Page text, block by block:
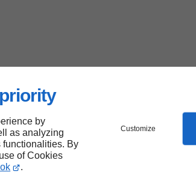
by
as analyzing
functionalities. By
of Cookies
.
Customize